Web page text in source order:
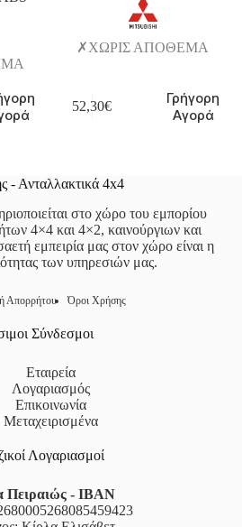
ΧΩΡΙΣ ΑΠΟΘΕΜΑ
52,30€
Γρήγορη
Αγορά
- Ανταλλακτικά 4x4
στο χώρο του εμπορίου
4×4 και 4×2, καινούργιων και
εμπειρία μας στον χώρο είναι η
των υπηρεσιών μας.
Απορρήτου Όροι Χρήσης
Σύνδεσμοι
Εταιρεία
Λογαριασμός
Επικοινωνία
Μεταχειρισμένα
Λογαριασμοί
Πειραιώς - IBAN